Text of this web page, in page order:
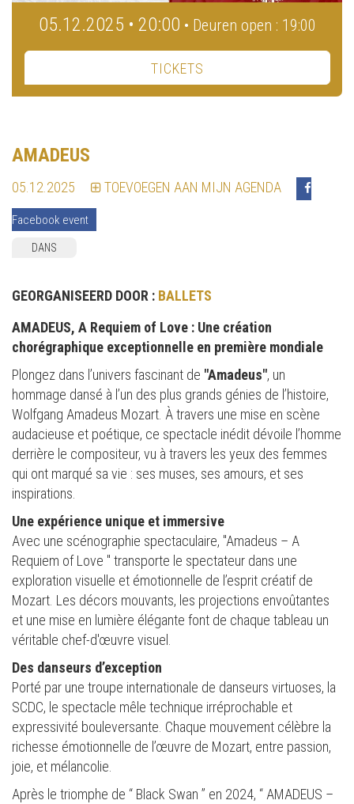
05.12.2025 • 20:00 • Deuren open : 19:00
TICKETS
AMADEUS
05.12.2025 TOEVOEGEN AAN MIJN AGENDA
Facebook event
DANS
GEORGANISEERD DOOR : BALLETS
AMADEUS, A Requiem of Love : Une création
chorégraphique exceptionnelle en première mondiale
Plongez dans l’univers fascinant de "Amadeus", un
hommage dansé à l’un des plus grands génies de l’histoire,
Wolfgang Amadeus Mozart. À travers une mise en scène
audacieuse et poétique, ce spectacle inédit dévoile l’homme
derrière le compositeur, vu à travers les yeux des femmes
qui ont marqué sa vie : ses muses, ses amours, et ses
inspirations.
Une expérience unique et immersive
Avec une scénographie spectaculaire, "Amadeus – A
Requiem of Love " transporte le spectateur dans une
exploration visuelle et émotionnelle de l’esprit créatif de
Mozart. Les décors mouvants, les projections envoûtantes
et une mise en lumière élégante font de chaque tableau un
véritable chef-d'œuvre visuel.
Des danseurs d’exception
Porté par une troupe internationale de danseurs virtuoses, la
SCDC, le spectacle mêle technique irréprochable et
expressivité bouleversante. Chaque mouvement célèbre la
richesse émotionnelle de l’œuvre de Mozart, entre passion,
joie, et mélancolie.
Après le triomphe de “ Black Swan ” en 2024, “ AMADEUS –